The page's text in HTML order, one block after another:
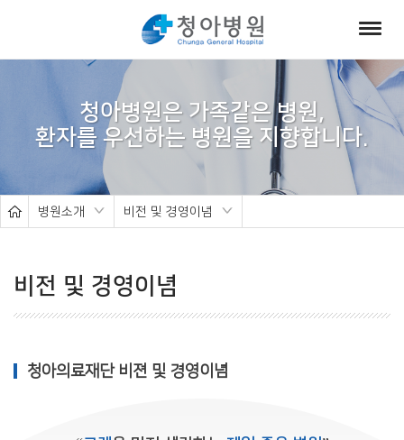
얼
청아병원은 가족같은 병원,
병원소개 비전 및 경영이념
비전 및 경영이념
청아의료재단 비젼 및 경영이념